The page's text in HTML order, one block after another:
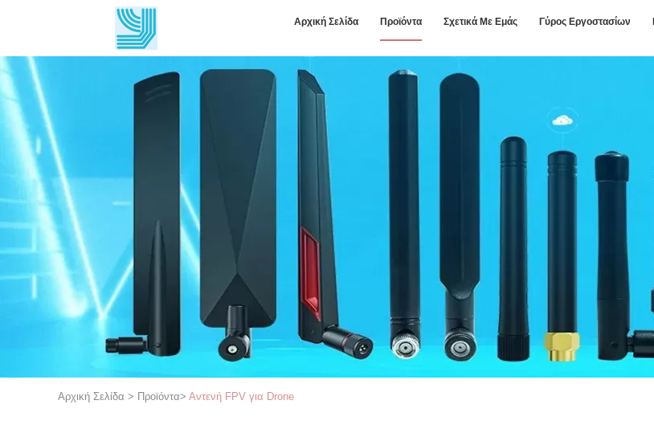
Αρχική Σελίδα Προϊόντα Σχετικά Με Εμάς Γύρος Εργοστασίων
Αρχική Σελίδα > Προϊόντα> Αντενή FPV για Drone